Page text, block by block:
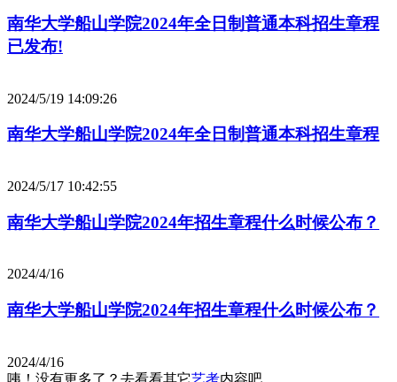
南华大学船山学院2024年全日制普通本科招生章程
已发布!
2024/5/19 14:09:26
南华大学船山学院2024年全日制普通本科招生章程
2024/5/17 10:42:55
南华大学船山学院2024年招生章程什么时候公布？
2024/4/16
南华大学船山学院2024年招生章程什么时候公布？
2024/4/16
咦！没有更多了？去看看其它艺考内容吧